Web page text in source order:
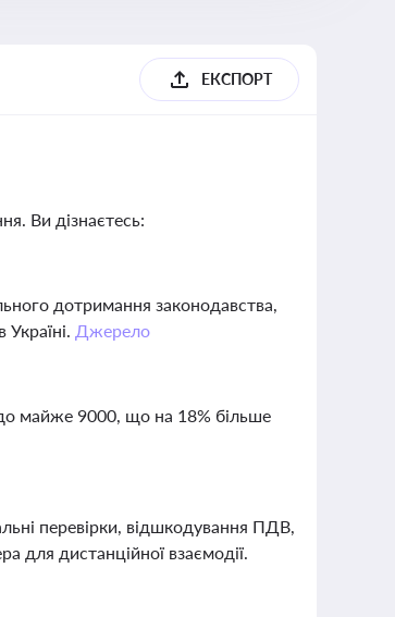
ЕКСПОРТ
Ви дізнаєтесь:
дотримання законодавства,
Джерело
до майже 9000, що на 18% більше
перевірки, відшкодування ПДВ,
для дистанційної взаємодії.